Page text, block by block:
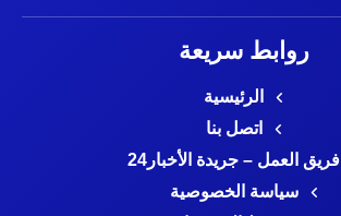
روابط سريعة
الرئيسية
اتصل بنا
فريق العمل – جريدة الأخبار24
سياسة الخصوصية